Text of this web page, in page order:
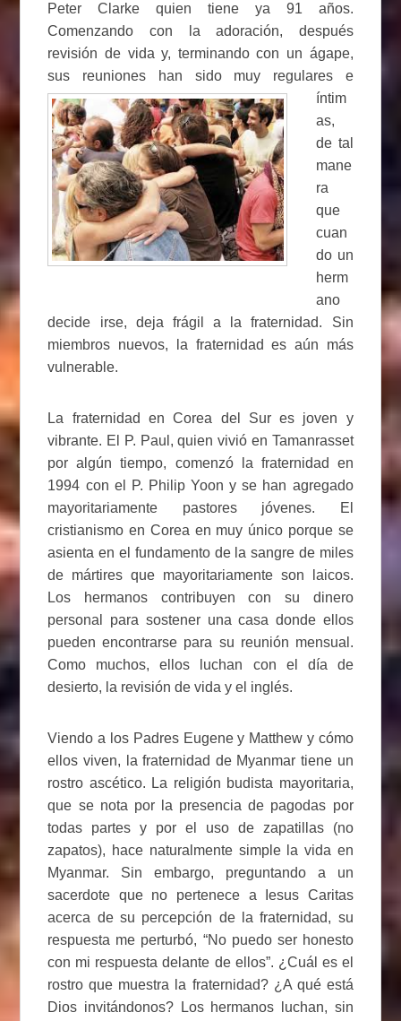
Peter Clarke quien tiene ya 91 años.
Comenzando con la adoración, después
revisión de vida y, terminando con un ágape,
sus reuniones han sido muy regulares e
íntim
as,
de tal
mane
ra
que
cuan
do un
herm
ano
decide irse, deja frágil a la fraternidad. Sin
miembros nuevos, la fraternidad es aún más
vulnerable.
La fraternidad en Corea del Sur es joven y
vibrante. El P. Paul, quien vivió en Tamanrasset
por algún tiempo, comenzó la fraternidad en
1994 con el P. Philip Yoon y se han agregado
mayoritariamente pastores jóvenes. El
cristianismo en Corea en muy único porque se
asienta en el fundamento de la sangre de miles
de mártires que mayoritariamente son laicos.
Los hermanos contribuyen con su dinero
personal para sostener una casa donde ellos
pueden encontrarse para su reunión mensual.
Como muchos, ellos luchan con el día de
desierto, la revisión de vida y el inglés.
Viendo a los Padres Eugene y Matthew y cómo
ellos viven, la fraternidad de Myanmar tiene un
rostro ascético. La religión budista mayoritaria,
que se nota por la presencia de pagodas por
todas partes y por el uso de zapatillas (no
zapatos), hace naturalmente simple la vida en
Myanmar. Sin embargo, preguntando a un
sacerdote que no pertenece a Iesus Caritas
acerca de su percepción de la fraternidad, su
respuesta me perturbó, “No puedo ser honesto
con mi respuesta delante de ellos”. ¿Cuál es el
rostro que muestra la fraternidad? ¿A qué está
Dios invitándonos? Los hermanos luchan, sin